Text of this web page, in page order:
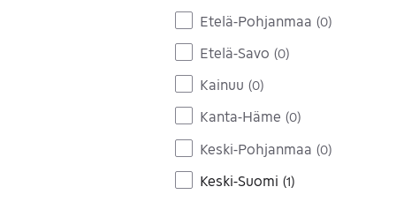
Etelä-Pohjanmaa (0)
Etelä-Savo (0)
Kainuu (0)
Kanta-Häme (0)
Keski-Pohjanmaa (0)
Keski-Suomi (1)